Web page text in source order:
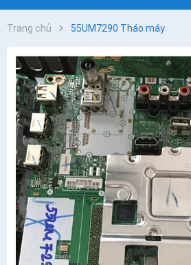
Trang chủ 55UM7290 Tháo máy